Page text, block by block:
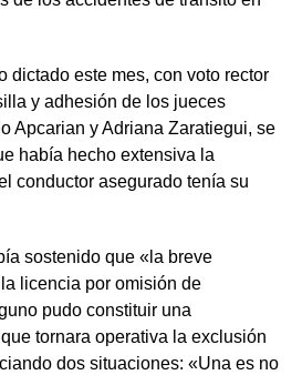
dictado este mes, con voto rector
y adhesión de los jueces
Apcarian y Adriana Zaratiegui, se
había hecho extensiva la
conductor asegurado tenía su
sostenido que «la breve
licencia por omisión de
pudo constituir una
tornara operativa la exclusión
dos situaciones: «Una es no